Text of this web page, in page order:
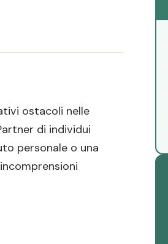
ostacoli nelle
di individui
personale o una